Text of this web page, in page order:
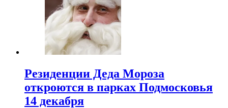
Резиденции Деда Мороза
откроются в парках Подмосковья
14 декабря